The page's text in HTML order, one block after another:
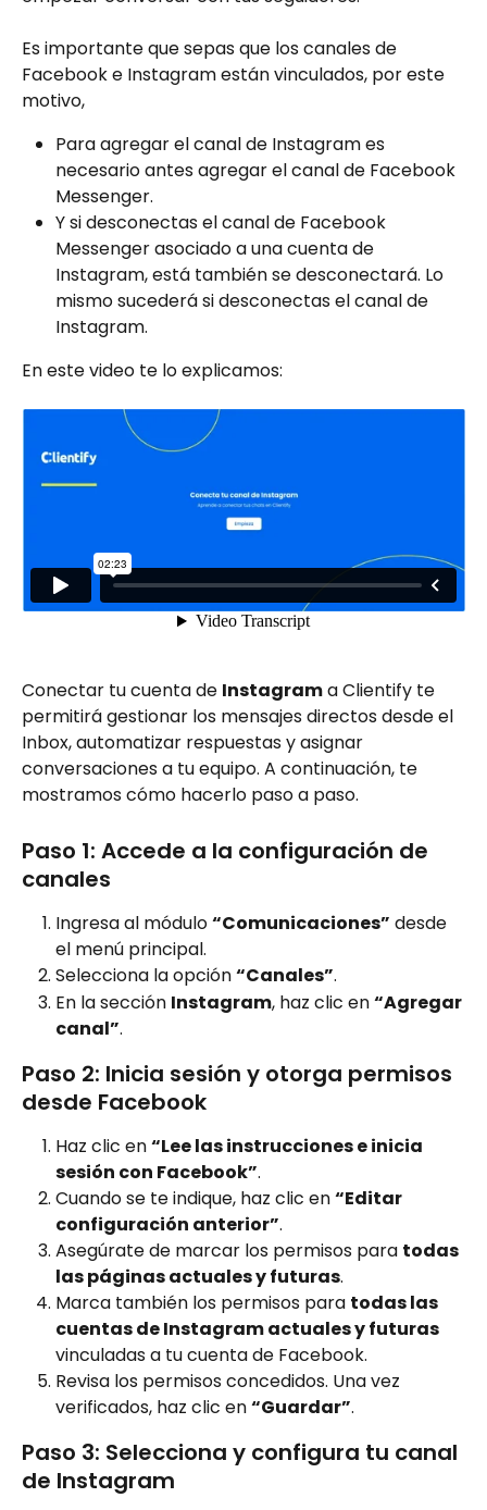
Es importante que sepas que los canales de
Facebook e Instagram están vinculados, por este
motivo,
Para agregar el canal de Instagram es
necesario antes agregar el canal de Facebook
Messenger.
Y si desconectas el canal de Facebook
Messenger asociado a una cuenta de
Instagram, está también se desconectará. Lo
mismo sucederá si desconectas el canal de
Instagram.
En este video te lo explicamos:
Conectar tu cuenta de Instagram a Clientify te
permitirá gestionar los mensajes directos desde el
Inbox, automatizar respuestas y asignar
conversaciones a tu equipo. A continuación, te
mostramos cómo hacerlo paso a paso.
Paso 1: Accede a la configuración de
canales
Ingresa al módulo “Comunicaciones” desde
el menú principal.
Selecciona la opción “Canales”.
En la sección Instagram, haz clic en “Agregar
canal”.
Paso 2: Inicia sesión y otorga permisos
desde Facebook
Haz clic en “Lee las instrucciones e inicia
sesión con Facebook”.
Cuando se te indique, haz clic en “Editar
configuración anterior”.
Asegúrate de marcar los permisos para todas
las páginas actuales y futuras.
Marca también los permisos para todas las
cuentas de Instagram actuales y futuras
vinculadas a tu cuenta de Facebook.
Revisa los permisos concedidos. Una vez
verificados, haz clic en “Guardar”.
Paso 3: Selecciona y configura tu canal
de Instagram